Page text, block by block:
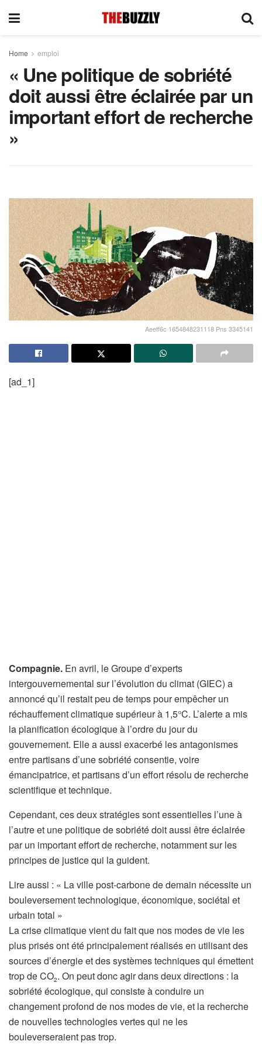
Home emploi
« Une politique de sobriété
doit aussi être éclairée par un
important effort de recherche
»
Aeeff6c 1654848231118 Pns 3345141
[ad_1]
Compagnie. En avril, le Groupe d’experts
intergouvernemental sur l’évolution du climat (GIEC) a
annoncé qu’il restait peu de temps pour empêcher un
réchauffement climatique supérieur à 1,5°C. L’alerte a mis
la planification écologique à l’ordre du jour du
gouvernement. Elle a aussi exacerbé les antagonismes
entre partisans d’une sobriété consentie, voire
émancipatrice, et partisans d’un effort résolu de recherche
scientifique et technique.
Cependant, ces deux stratégies sont essentielles l’une à
l’autre et une politique de sobriété doit aussi être éclairée
par un important effort de recherche, notamment sur les
principes de justice qui la guident.
Lire aussi : A
r
i
c
l
e
r
é
s
e
« La ville post-carbone de demain nécessite un
bouleversement technologique, économique, sociétal et
urbain total »
La crise climatique vient du fait que nos modes de vie les
plus prisés ont été principalement réalisés en utilisant des
sources d’énergie et des systèmes techniques qui émettent
trop de CO2. On peut donc agir dans deux directions : la
sobriété écologique, qui consiste à conduire un
changement profond de nos modes de vie, et la recherche
de nouvelles technologies vertes qui ne les
bouleverseraient pas trop.